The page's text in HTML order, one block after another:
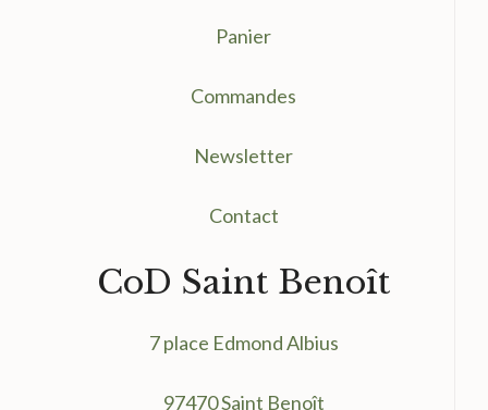
Panier
Commandes
Newsletter
Contact
CoD Saint Benoît
7 place Edmond Albius
97470 Saint Benoît